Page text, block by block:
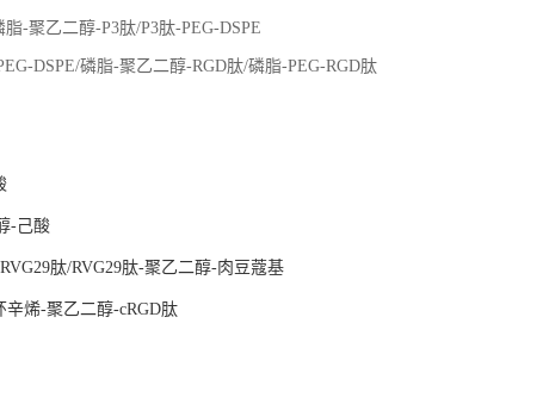
-聚乙二醇-P3肽/P3肽-PEG-DSPE
DSPE/磷脂-聚乙二醇-RGD肽/磷脂-PEG-RGD肽
-己酸
肽/RVG29肽-聚乙二醇-肉豆蔻基
辛烯-聚乙二醇-cRGD肽